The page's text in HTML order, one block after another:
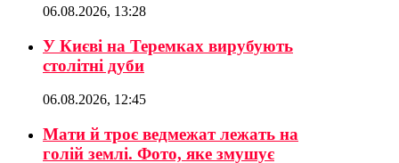
06.08.2026, 13:28
У Києві на Теремках вирубують
столітні дуби
06.08.2026, 12:45
Мати й троє ведмежат лежать на
голій землі. Фото, яке змушує